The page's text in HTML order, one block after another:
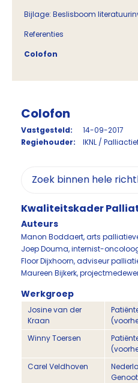
Bijlage: Beslisboom
Referenties
Colofon
Colofon
Vastgesteld:
14-09-2017
Regiehouder:
IKNL /
Kwaliteitskader
Auteurs
Manon Boddaert, arts
Joep Douma, internist-
Floor Dijxhoorn, adviseur
Maureen Bijkerk,
Werkgroep
Josine van der
Kraan
Winny Toersen
Carel Veldhoven